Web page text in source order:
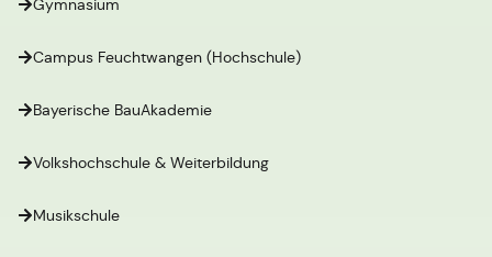
Gymnasium
Campus Feuchtwangen (Hochschule)
Bayerische BauAkademie
Volkshochschule & Weiterbildung
Musikschule